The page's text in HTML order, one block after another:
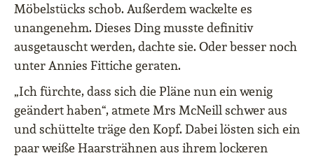
Möbelstücks schob. Außerdem wackelte es
unangenehm. Dieses Ding musste definitiv
ausgetauscht werden, dachte sie. Oder besser noch
unter Annies Fittiche geraten.
„Ich fürchte, dass sich die Pläne nun ein wenig
geändert haben“, atmete Mrs McNeill schwer aus
und schüttelte träge den Kopf. Dabei lösten sich ein
paar weiße Haarsträhnen aus ihrem lockeren